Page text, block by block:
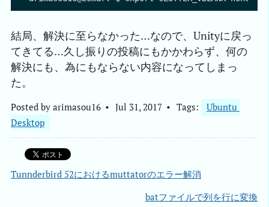
結局、解決に至らなかった…なので、Unityに戻っ
てきてる…久し振りの投稿にもかかわらず、何の
解決にも、為にもならない内容になってしまっ
た。
Posted by arimasou16 Jul 31, 2017 Tags:
Ubuntu
Desktop
Tunnderbird 52におけるmuttatorのエラー解消
batファイルで列を行に変換